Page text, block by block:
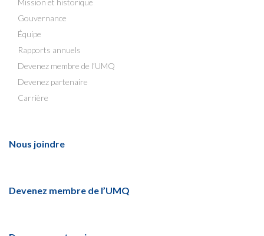
Mission et historique
Gouvernance
Équipe
Rapports annuels
Devenez membre de l’UMQ
Devenez partenaire
Carrière
Nous joindre
Devenez membre de l’UMQ